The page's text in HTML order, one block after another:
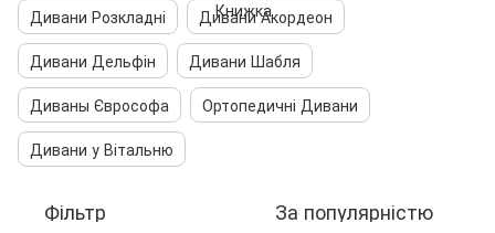
Дивани Розкладні
Дивани Акордеон
Дивани Дельфін
Дивани Шабля
Диваны Єврософа
Ортопедичні Дивани
Дивани у Вітальню
Фільтр За популярністю